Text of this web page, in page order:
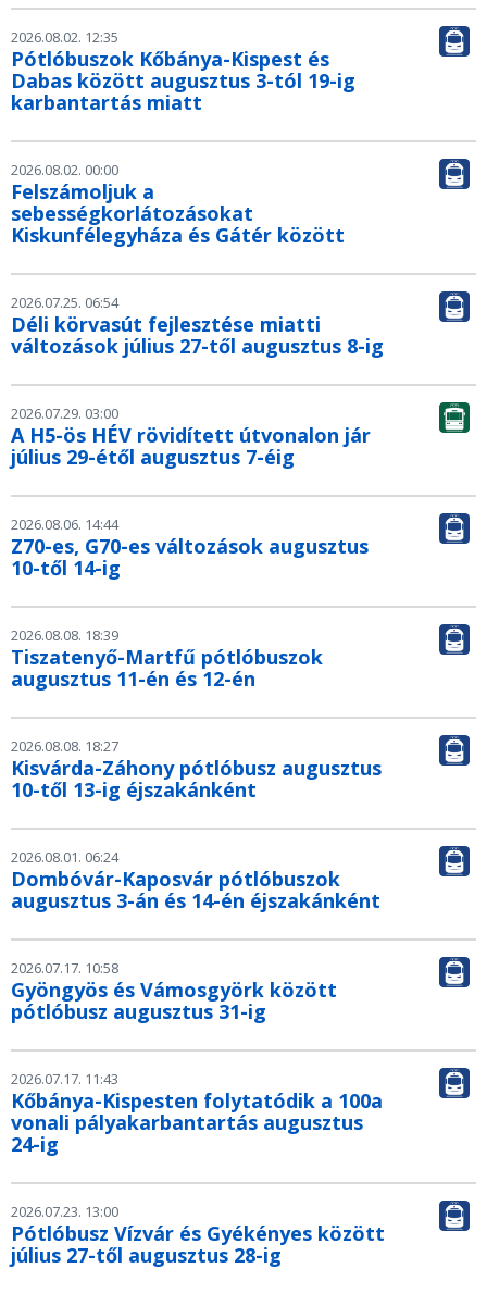
2026.08.02. 12:35
Pótlóbuszok Kőbánya-Kispest és
Dabas között augusztus 3-tól 19-ig
karbantartás miatt
2026.08.02. 00:00
Felszámoljuk a
sebességkorlátozásokat
Kiskunfélegyháza és Gátér között
2026.07.25. 06:54
Déli körvasút fejlesztése miatti
változások július 27-től augusztus 8-ig
2026.07.29. 03:00
A H5-ös HÉV rövidített útvonalon jár
július 29-étől augusztus 7-éig
2026.08.06. 14:44
Z70-es, G70-es változások augusztus
10-től 14-ig
2026.08.08. 18:39
Tiszatenyő-Martfű pótlóbuszok
augusztus 11-én és 12-én
2026.08.08. 18:27
Kisvárda-Záhony pótlóbusz augusztus
10-től 13-ig éjszakánként
2026.08.01. 06:24
Dombóvár-Kaposvár pótlóbuszok
augusztus 3-án és 14-én éjszakánként
2026.07.17. 10:58
Gyöngyös és Vámosgyörk között
pótlóbusz augusztus 31-ig
2026.07.17. 11:43
Kőbánya-Kispesten folytatódik a 100a
vonali pályakarbantartás augusztus
24-ig
2026.07.23. 13:00
Pótlóbusz Vízvár és Gyékényes között
július 27-től augusztus 28-ig